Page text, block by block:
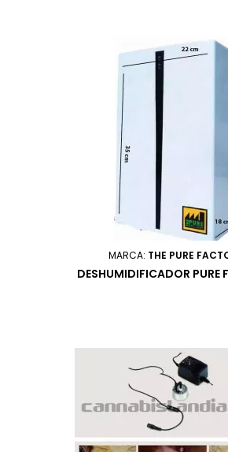
MARCA: THE PURE
DESHUMIDIFICADOR PURE